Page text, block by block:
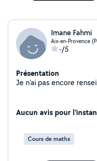
Imane Fahmi
Aix-en-Provence
-/5
Présentation
Aucun avis pour
Cours de maths